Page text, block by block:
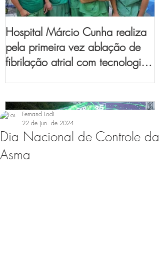
Hospital Márcio Cunha realiza
pela primeira vez ablação de
fibrilação atrial com tecnologia
Dia Nacional de Controle da
Asma
Fernand Lodi
22 de jun. de 2024